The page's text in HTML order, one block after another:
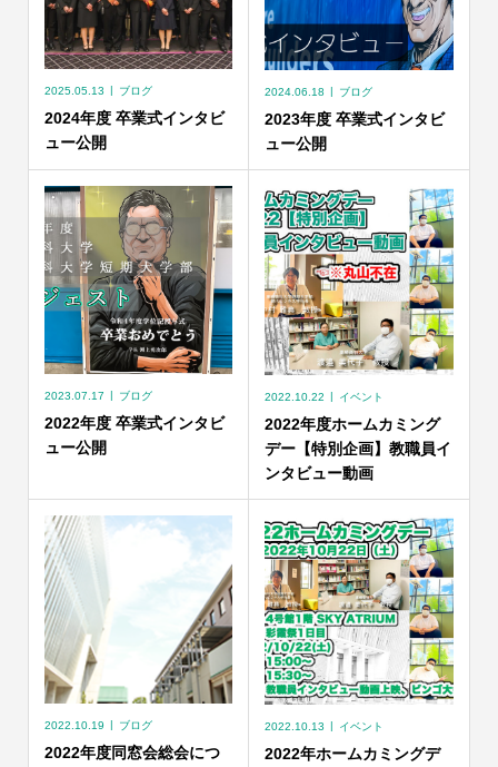
2025.05.13 ブログ
2024年度 卒業式インタビ
ュー公開
2024.06.18 ブログ
2023年度 卒業式インタビ
ュー公開
2023.07.17 ブログ
2022年度 卒業式インタビ
ュー公開
2022.10.22 イベント
2022年度ホームカミング
デー【特別企画】教職員イ
ンタビュー動画
2022.10.19 ブログ
2022年度同窓会総会につ
2022.10.13 イベント
2022年ホームカミングデ